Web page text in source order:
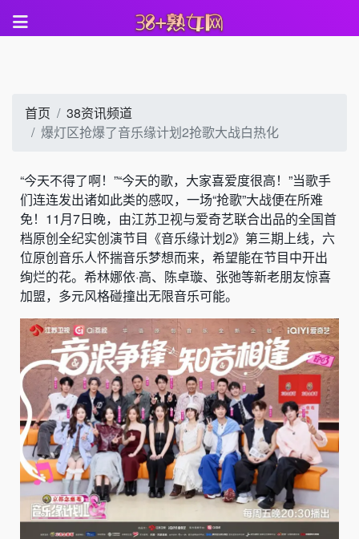
首页
38资讯频道
爆灯区抢爆了音乐缘计划2抢歌大战白热化
“今天不得了啊！”“今天的歌，大家喜爱度很高！”当歌手
们连连发出诸如此类的感叹，一场“抢歌”大战便在所难
免！11月7日晚，由江苏卫视与爱奇艺联合出品的全国首
档原创全纪实创演节目《音乐缘计划2》第三期上线，六
位原创音乐人怀揣音乐梦想而来，希望能在节目中开出
绚烂的花。希林娜依·高、陈卓璇、张弛等新老朋友惊喜
加盟，多元风格碰撞出无限音乐可能。